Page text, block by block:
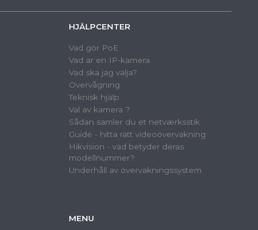
HJÄLPCENTER
Vad gör PoE
Vad är en IP-kamera
Vad ska jag välja?
Overvågning
Teknisk hjälp
Val av kamera ?
Sådan samler du et netværksstik
Guide - hitta rätt videoövervakning
Hikvision - vad betyder deras
modellnummer?
Underhåll av övervakningssystem
MENU